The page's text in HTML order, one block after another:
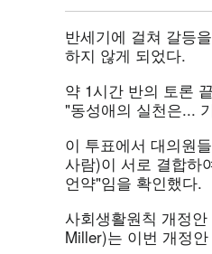
반세기에 걸쳐 갈등
하지 않게 되었다.
약 1시간 반의 토론
"동성애의 실천은...
이 투표에서 대의원
사람)이 서로 결합하
언약"임을 확인했다.
사회생활원칙 개정
Miller)는 이번 개정